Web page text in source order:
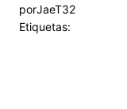
porJaeT32
Etiquetas: